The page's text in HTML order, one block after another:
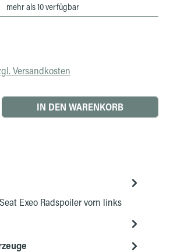
mehr als 10 verfügbar
Versandkosten
Gib den gewünschten Wert
IN DEN WARENKORB
Exeo Radspoiler vorn links